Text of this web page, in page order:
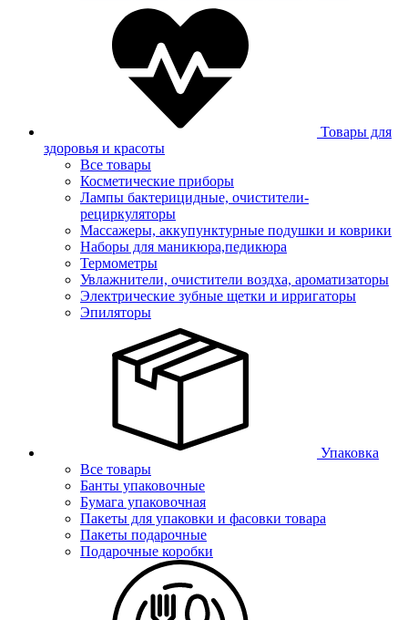
Товары для
здоровья и красоты
Все товары
Косметические приборы
Лампы бактерицидные, очистители-
рециркуляторы
Массажеры, аккупунктурные подушки и коврики
Наборы для маникюра,педикюра
Термометры
Увлажнители, очистители воздха, ароматизаторы
Электрические зубные щетки и ирригаторы
Эпиляторы
Упаковка
Все товары
Банты упаковочные
Бумага упаковочная
Пакеты для упаковки и фасовки товара
Пакеты подарочные
Подарочные коробки